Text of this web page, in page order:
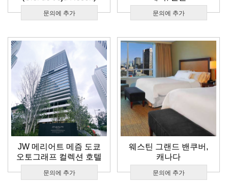
문의에 추가 문의에 추가
JW 메리어트 메즘 도쿄
오토그래프 컬렉션 호텔
문의에 추가
웨스틴 그랜드 밴쿠버,
캐나다
문의에 추가